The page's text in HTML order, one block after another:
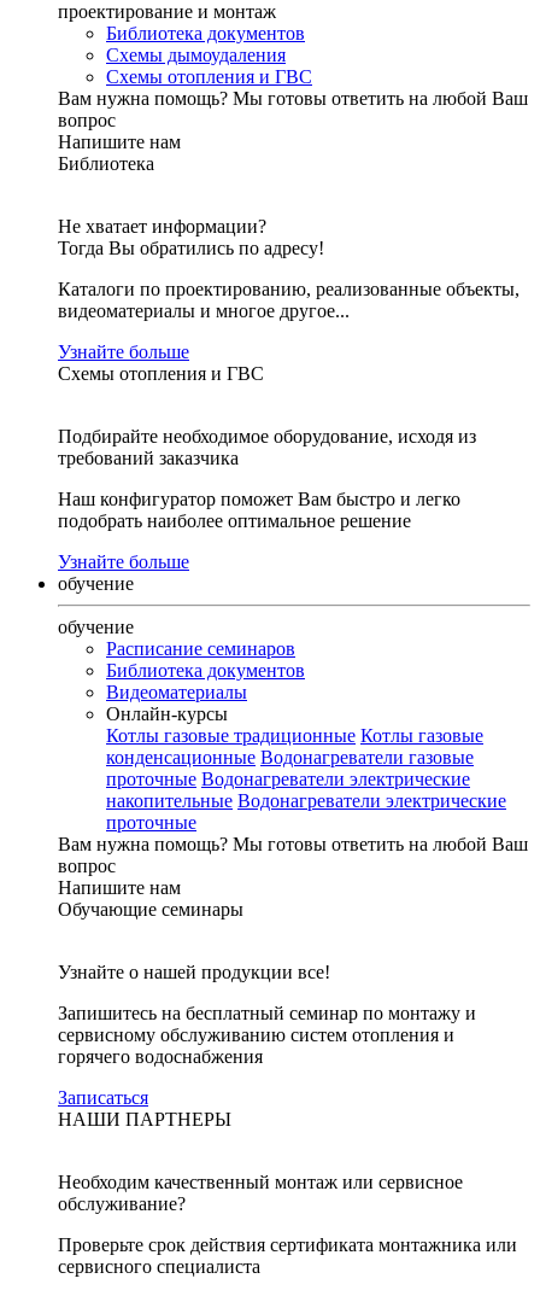
проектирование и монтаж
Библиотека документов
Схемы дымоудаления
Схемы отопления и ГВС
Вам нужна помощь? Мы готовы ответить на любой Ваш
вопрос
Напишите нам
Библиотека
Не хватает информации?
Тогда Вы обратились по адресу!
Каталоги по проектированию, реализованные объекты,
видеоматериалы и многое другое...
Узнайте больше
Схемы отопления и ГВС
Подбирайте необходимое оборудование, исходя из
требований заказчика
Наш конфигуратор поможет Вам быстро и легко
подобрать наиболее оптимальное решение
Узнайте больше
обучение
обучение
Расписание семинаров
Библиотека документов
Видеоматериалы
Онлайн-курсы
Котлы газовые традиционные Котлы газовые
конденсационные Водонагреватели газовые
проточные Водонагреватели электрические
накопительные Водонагреватели электрические
проточные
Вам нужна помощь? Мы готовы ответить на любой Ваш
вопрос
Напишите нам
Обучающие семинары
Узнайте о нашей продукции все!
Запишитесь на бесплатный семинар по монтажу и
сервисному обслуживанию систем отопления и
горячего водоснабжения
Записаться
НАШИ ПАРТНЕРЫ
Необходим качественный монтаж или сервисное
обслуживание?
Проверьте срок действия сертификата монтажника или
сервисного специалиста